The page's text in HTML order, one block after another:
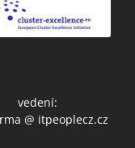
vedení:
@ itpeoplecz.cz